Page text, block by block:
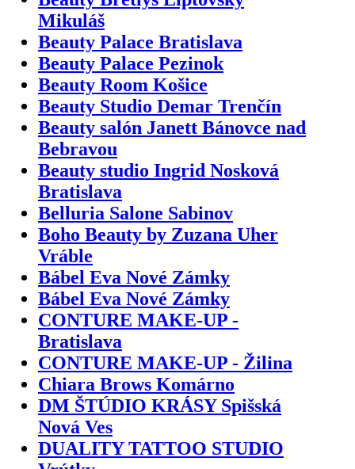
Mikuláš
Beauty Palace Bratislava
Beauty Palace Pezinok
Beauty Room Košice
Beauty Studio Demar Trenčín
Beauty salón Janett Bánovce nad
Bebravou
Beauty studio Ingrid Nosková
Bratislava
Belluria Salone Sabinov
Boho Beauty by Zuzana Uher
Vráble
Bábel Eva Nové Zámky
Bábel Eva Nové Zámky
CONTURE MAKE-UP -
Bratislava
CONTURE MAKE-UP - Žilina
Chiara Brows Komárno
DM ŠTÚDIO KRÁSY Spišská
Nová Ves
DUALITY TATTOO STUDIO